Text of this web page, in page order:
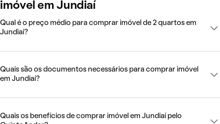
imóvel em Jundiaí
Qual é o preço médio para comprar imóvel de 2 quartos em
Jundiaí?
Quais são os documentos necessários para comprar imóvel
em Jundiaí?
Quais os benefícios de comprar imóvel em Jundiaí pelo